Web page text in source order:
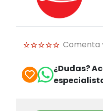
Comenta
¿Dudas?